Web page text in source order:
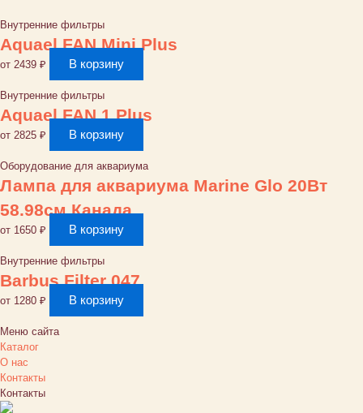
Внутренние фильтры
Aquael FAN Mini Plus
от 2439 ₽ В корзину
Внутренние фильтры
Aquael FAN 1 Plus
от 2825 ₽ В корзину
Оборудование для аквариума
Лампа для аквариума Marine Glo 20Вт
58.98см Канада
от 1650 ₽ В корзину
Внутренние фильтры
Barbus Filter 047
от 1280 ₽ В корзину
Меню сайта
Каталог
О нас
Контакты
Контакты